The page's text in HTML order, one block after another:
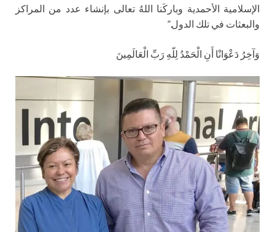
الإسلامية الأحمدية وباركَنا اللهُ تعالى بإنشاء عدد من المراكز
والبعثات في تلك الدول.”
وَآخِرُ دَعْوَانْا أَنِ الْحَمْدُ لِلّهِ رَبِّ الْعَالَمِينَ